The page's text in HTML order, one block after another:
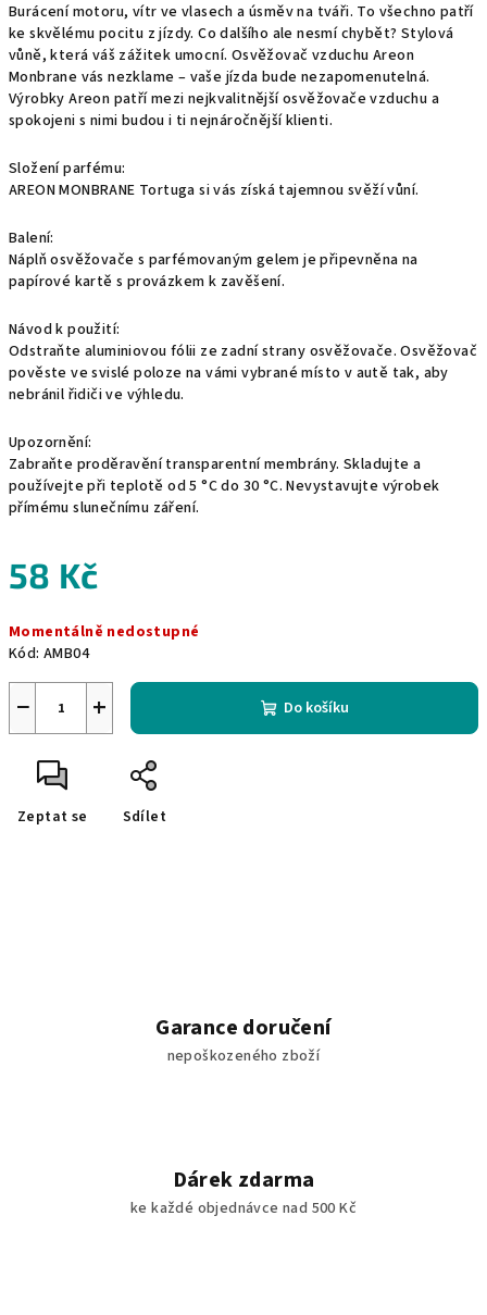
Burácení motoru, vítr ve vlasech a úsměv na tváři. To všechno patří
ke skvělému pocitu z jízdy. Co dalšího ale nesmí chybět? Stylová
vůně, která váš zážitek umocní. Osvěžovač vzduchu Areon
Monbrane vás nezklame – vaše jízda bude nezapomenutelná.
Výrobky Areon patří mezi nejkvalitnější osvěžovače vzduchu a
spokojeni s nimi budou i ti nejnáročnější klienti.
Složení parfému:
AREON MONBRANE Tortuga si vás získá tajemnou svěží vůní.
Balení:
Náplň osvěžovače s parfémovaným gelem je připevněna na
papírové kartě s provázkem k zavěšení.
Návod k použití:
Odstraňte aluminiovou fólii ze zadní strany osvěžovače. Osvěžovač
pověste ve svislé poloze na vámi vybrané místo v autě tak, aby
nebránil řidiči ve výhledu.
Upozornění:
Zabraňte proděravění transparentní membrány. Skladujte a
používejte při teplotě od 5 °C do 30 °C. Nevystavujte výrobek
přímému slunečnímu záření.
58 Kč
cena:
Momentálně nedostupné
Kód: AMB04
+
− Do košíku
Zeptat se Sdílet
Garance doručení
nepoškozeného zboží
Dárek zdarma
ke každé objednávce nad 500 Kč